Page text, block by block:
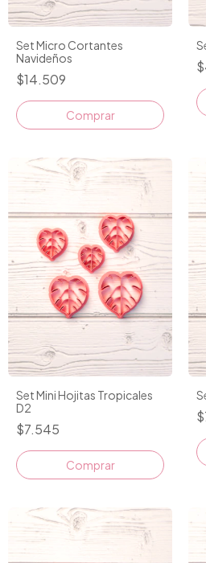
Set Micro Cortantes
Navideños
$14.509
Comprar
Set Mini Hojitas Tropicales
D2
$7.545